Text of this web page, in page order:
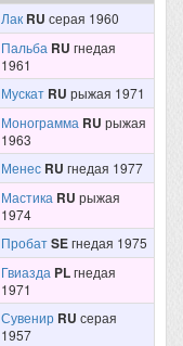
Лак RU серая 1960
Пальба RU гнедая
1961
Мускат RU рыжая 1971
Монограмма RU рыжая
1963
Менес RU гнедая 1977
Мастика RU рыжая
1974
ПробатSEгнедая 1975
Гвиазда PLгнедая
1971
Сувенир RU серая
1957